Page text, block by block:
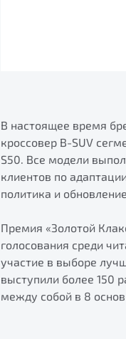
В настоящее время
кроссовер B-SUV
S50. Все модели
клиентов по
политика и
Премия «Золотой
голосования среди
участие в выборе
выступили более 150
между собой в 8